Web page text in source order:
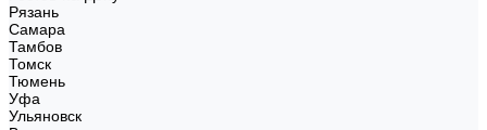
Рязань
Самара
Тамбов
Томск
Тюмень
Уфа
Ульяновск